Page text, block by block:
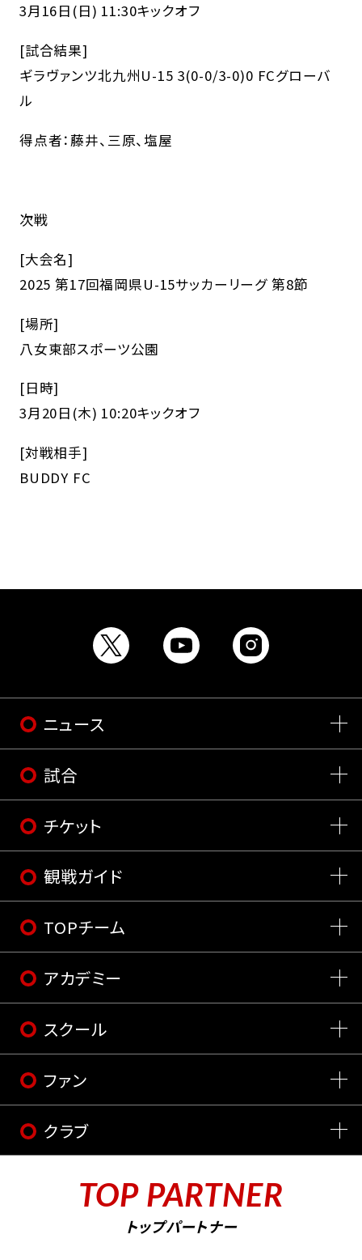
3月16日(日) 11:30キックオフ
[試合結果]
ギラヴァンツ北九州U-15 3(0-0/3-0)0 FCグローバ
ル
得点者：藤井、三原、塩屋
次戦
[大会名]
2025 第17回福岡県U-15サッカーリーグ 第8節
[場所]
八女東部スポーツ公園
[日時]
3月20日(木) 10:20キックオフ
[対戦相手]
BUDDY FC
ニュース
試合
チケット
観戦ガイド
TOPチーム
アカデミー
スクール
ファン
クラブ
TOP PARTNER
トップパートナー